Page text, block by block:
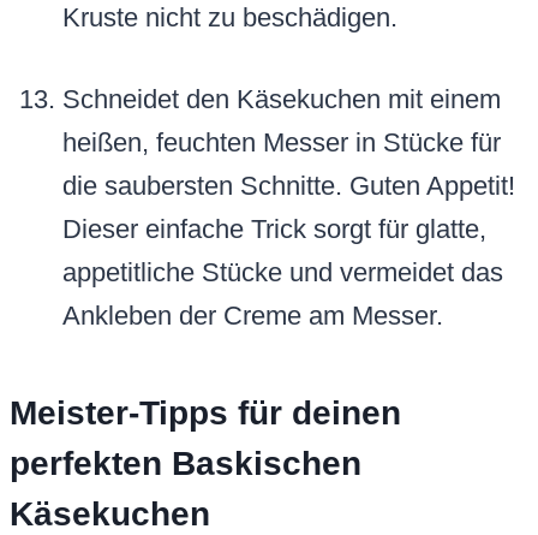
Kruste nicht zu beschädigen.
Schneidet den Käsekuchen mit einem
heißen, feuchten Messer in Stücke für
die saubersten Schnitte. Guten Appetit!
Dieser einfache Trick sorgt für glatte,
appetitliche Stücke und vermeidet das
Ankleben der Creme am Messer.
Meister-Tipps für deinen
perfekten Baskischen
Käsekuchen